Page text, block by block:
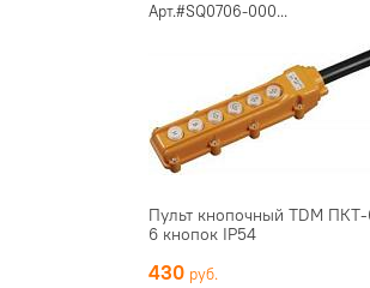
Арт.#SQ0706-000...
Пульт кнопочный TDM
6 кнопок IP54
430